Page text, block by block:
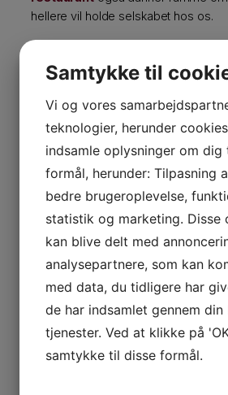
hellere vil holde selskabet hos os.
5 ting der gør
lettere for værten
på bordet, og gæsterne skal kunne
faste serveringer. Hos Temporada
retterne i vores eget porcelæn, så
service ikke bliver endnu en
Retterne står i porcelæn og
på bordet
Servicepakke kan tilføjes
kurve og tilbehør
Menuen kan tage højde for
præferencer
Samtykke til
Vi og vores
teknologier, herunder
indsamle oplysninger om
formål, herunder: Tilpasning
bedre brugeroplevelse,
statistik og marketing. Disse
kan blive delt med
analysepartnere, som kan
med data, du tidligere har
de har indsamlet gennem
tjenester. Ved at klikke på
samtykke til disse formål.